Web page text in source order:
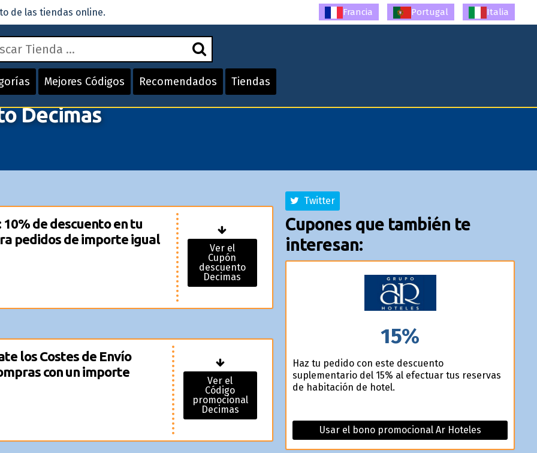
Mejores Códigos Recomendados Tiendas
de las tiendas online. Francia Portugal Italia
Decimas
de descuento en tu
pedidos de importe igual
Ver el
Cupón
descuento
Decimas
los Costes de Envío
con un importe
Ver el
Código
promocional
Decimas
Twitter
Cupones que también te
interesan:
15%
Haz tu pedido con este descuento
suplementario del 15% al efectuar tus reservas
de habitación de hotel.
Usar el bono promocional Ar Hoteles